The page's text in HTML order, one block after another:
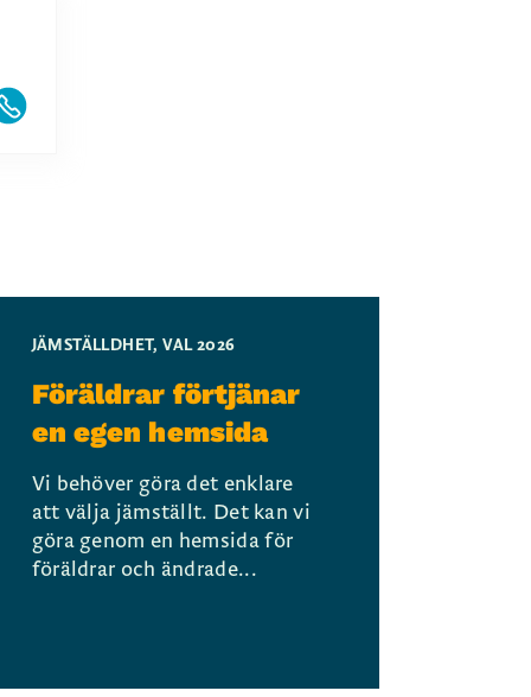
JÄMSTÄLLDHET,VAL 2026
Föräldrar förtjänar
en egen hemsida
Vi behöver göra det enklare
att välja jämställt. Det kan vi
göra genom en hemsida för
föräldrar och ändrade...